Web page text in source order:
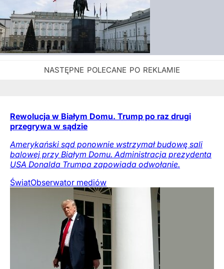
Rewolucja w Białym Domu. Trump po raz drugi
przegrywa w sądzie
Amerykański sąd ponownie wstrzymał budowę sali
balowej przy Białym Domu. Administracja prezydenta
USA Donalda Trumpa zapowiada odwołanie.
ŚwiatObserwator mediów